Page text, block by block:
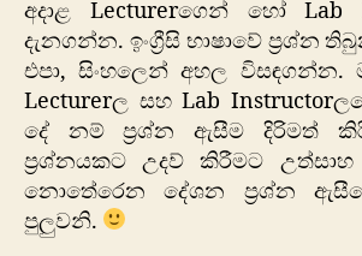
අදාළ Lecturerගෙන් හෝ Lab
දැනගන්න. ඉංග්‍රීසි භාෂාවේ ප්‍රශ්න
එපා, සිංහලෙන් අහල විසඳගන්න.
Lecturerල සහ Lab
දේ නම් ප්‍රශ්න ඇසීම දිරිමත්
ප්‍රශ්නයකට උදව් කිරීමට
නොතේරෙන දේශන ප්‍රශ්න
පුලුවනි.